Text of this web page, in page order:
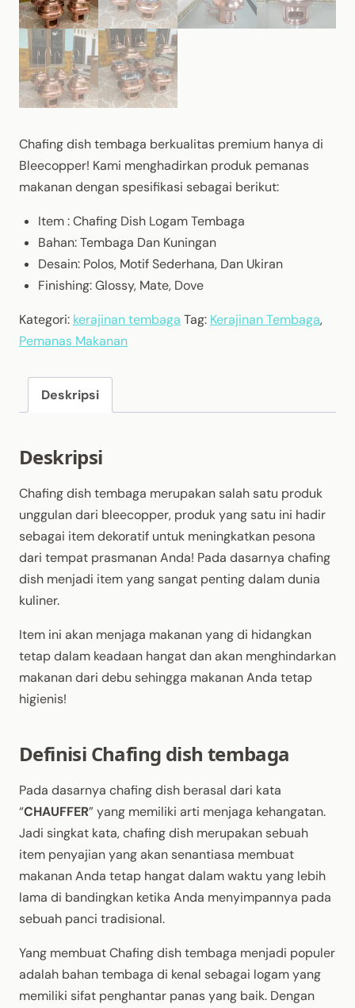
Chafing dish tembaga berkualitas premium hanya di
Bleecopper! Kami menghadirkan produk pemanas
makanan dengan spesifikasi sebagai berikut:
Item : Chafing Dish Logam Tembaga
Bahan: Tembaga Dan Kuningan
Desain: Polos, Motif Sederhana, Dan Ukiran
Finishing: Glossy, Mate, Dove
Kategori: kerajinan tembaga Tag: Kerajinan Tembaga,
Pemanas Makanan
Deskripsi
Deskripsi
Chafing dish tembaga merupakan salah satu produk
unggulan dari bleecopper, produk yang satu ini hadir
sebagai item dekoratif untuk meningkatkan pesona
dari tempat prasmanan Anda! Pada dasarnya chafing
dish menjadi item yang sangat penting dalam dunia
kuliner.
Item ini akan menjaga makanan yang di hidangkan
tetap dalam keadaan hangat dan akan menghindarkan
makanan dari debu sehingga makanan Anda tetap
higienis!
Definisi Chafing dish tembaga
Pada dasarnya chafing dish berasal dari kata
“CHAUFFER” yang memiliki arti menjaga kehangatan.
Jadi singkat kata, chafing dish merupakan sebuah
item penyajian yang akan senantiasa membuat
makanan Anda tetap hangat dalam waktu yang lebih
lama di bandingkan ketika Anda menyimpannya pada
sebuah panci tradisional.
Yang membuat Chafing dish tembaga menjadi populer
adalah bahan tembaga di kenal sebagai logam yang
memiliki sifat penghantar panas yang baik. Dengan